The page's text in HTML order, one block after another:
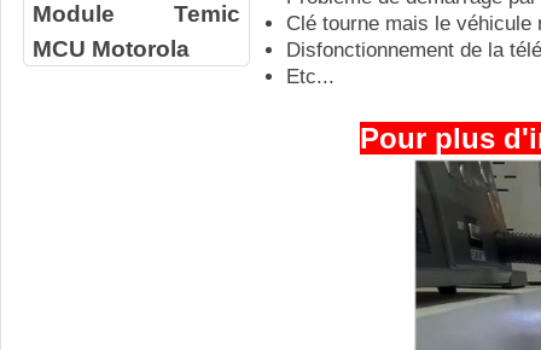
Module Temic
MCU Motorola
Clé tourne mais le véhicule
Disfonctionnement de la
Etc...
Pour plus